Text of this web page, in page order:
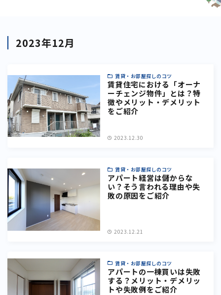
2023年12月
賃貸・お部屋探しのコツ
賃貸住宅における「オーナ
ーチェンジ物件」とは？特
徴やメリット・デメリット
をご紹介
2023.12.30
賃貸・お部屋探しのコツ
アパート経営は儲からな
い？そう言われる理由や失
敗の原因をご紹介
2023.12.21
賃貸・お部屋探しのコツ
アパートの一棟買いは失敗
する？メリット・デメリッ
トや失敗例をご紹介